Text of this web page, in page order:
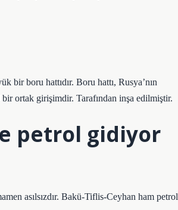
bir boru hattıdır. Boru hattı, Rusya’nın
ortak girişimdir. Tarafından inşa edilmiştir.
petrol gidiyor
asılsızdır. Bakü-Tiflis-Ceyhan ham petrol